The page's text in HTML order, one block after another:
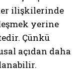
ilişkilerinde
yerine
Çünkü
açıdan daha